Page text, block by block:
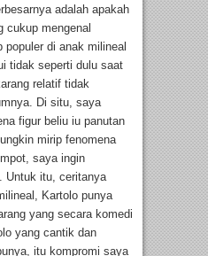
adalah apakah
cukup mengenal
populer di anak milineal
tidak seperti dulu saat
relatif tidak
Di situ, saya
figur beliu iu panutan
mirip fenomena
saya ingin
Untuk itu, ceritanya
Kartolo punya
yang secara komedi
yang cantik dan
itu kompromi saya